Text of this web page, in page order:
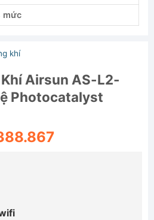
mức
khí
Airsun AS-L2-
Photocatalyst